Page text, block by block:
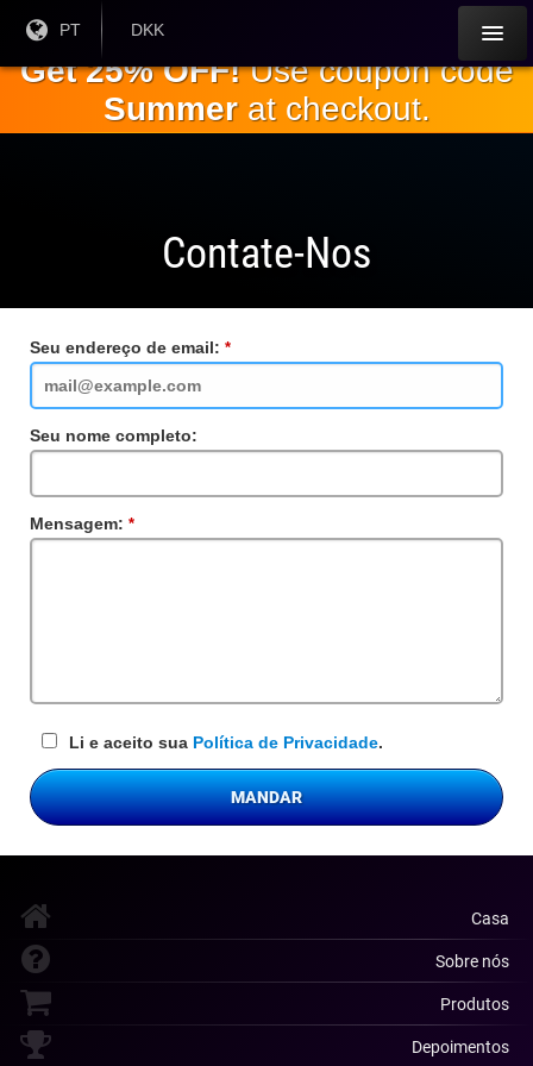
principal
Língua
PT
Moeda
DKK
Get 25% OFF!Use coupon code
Summerat checkout.
Contate-Nos
Seu endereço de email:
obrigatório
Seu nome completo:
Mensagem:
obrigatório
Li e aceito sua Política de Privacidade.
MANDAR
Casa
Sobre nós
Produtos
Depoimentos